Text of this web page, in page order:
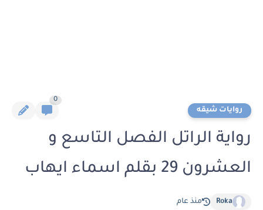
روايات شيقه
0
رواية الراتل الفصل التاسع و
العشرون 29 بقلم اسماء ايهاب
Roka منذ عام